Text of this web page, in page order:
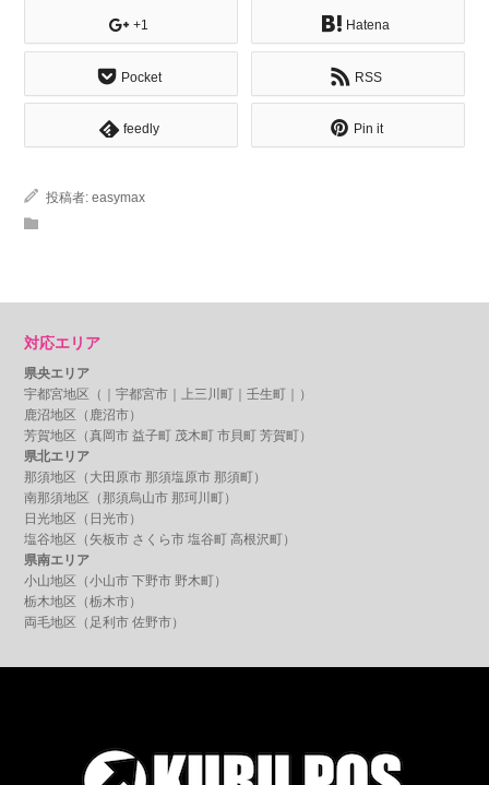
+1 Hatena
Pocket RSS
feedly Pin it
投稿者: easymax
対応エリア
県央エリア
宇都宮地区（｜ 宇都宮市 上三川町 壬生町 ｜）
鹿沼地区（ 鹿沼市）
芳賀地区（真岡市 益子町 茂木町 市貝町 芳賀町）
県北エリア
那須地区（ 大田原市 那須塩原市 那須町）
南那須地区（那須烏山市 那珂川町）
日光地区（ 日光市）
塩谷地区（ 矢板市 さくら市 塩谷町 高根沢町）
県南エリア
小山地区（小山市 下野市 野木町）
栃木地区（栃木市）
両毛地区（ 足利市 佐野市）